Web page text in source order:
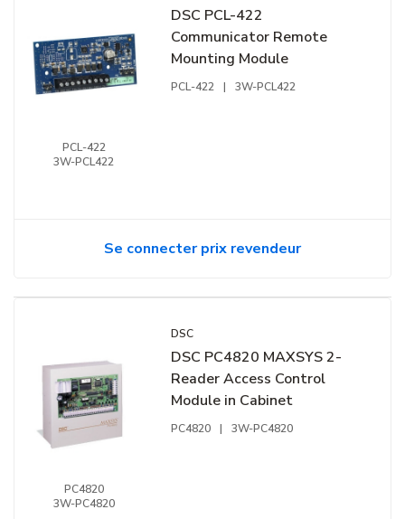
PCL-422
3W-PCL422
DSC PCL-422
Communicator Remote
Mounting Module
PCL-422 | 3W-PCL422
Se connecter prix revendeur
PC4820
3W-PC4820
DSC
DSC PC4820 MAXSYS 2-
Reader Access Control
Module in Cabinet
PC4820 | 3W-PC4820